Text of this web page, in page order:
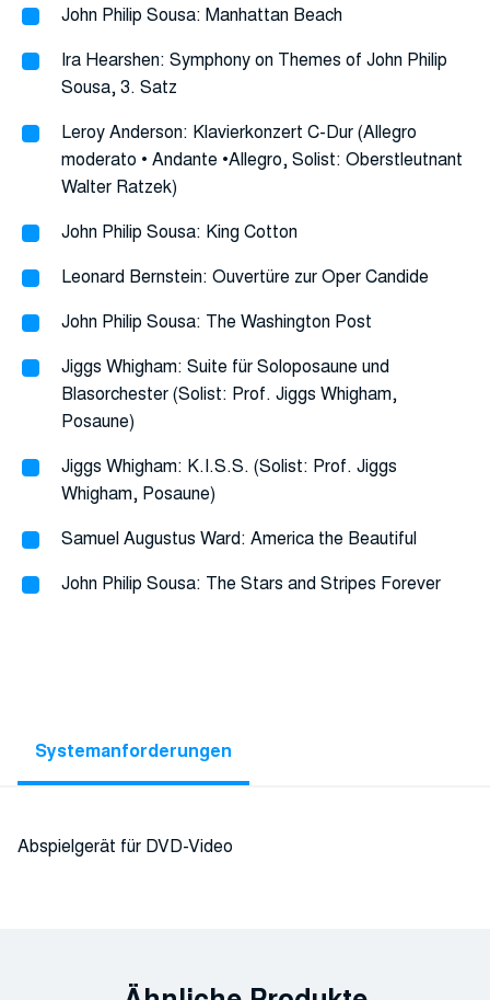
John Philip Sousa: Manhattan Beach
Ira Hearshen: Symphony on Themes of John Philip
Sousa, 3. Satz
Leroy Anderson: Klavierkonzert C-Dur (Allegro
moderato • Andante •Allegro, Solist: Oberstleutnant
Walter Ratzek)
John Philip Sousa: King Cotton
Leonard Bernstein: Ouvertüre zur Oper Candide
John Philip Sousa: The Washington Post
Jiggs Whigham: Suite für Soloposaune und
Blasorchester (Solist: Prof. Jiggs Whigham,
Posaune)
Jiggs Whigham: K.I.S.S. (Solist: Prof. Jiggs
Whigham, Posaune)
Samuel Augustus Ward: America the Beautiful
John Philip Sousa: The Stars and Stripes Forever
Systemanforderungen
Abspielgerät für DVD-Video